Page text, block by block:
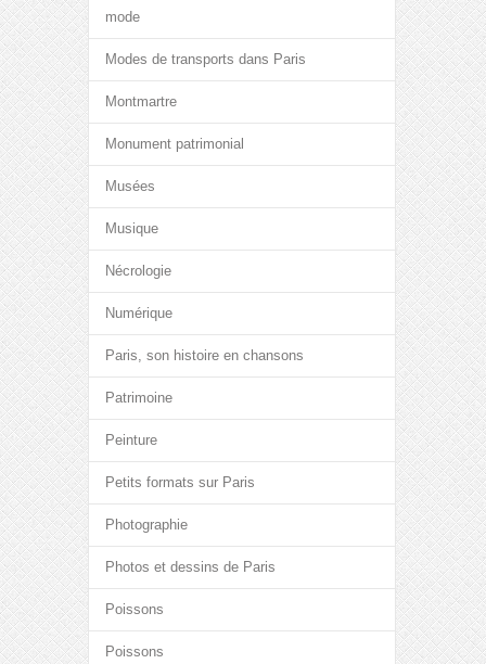
mode
Modes de transports dans Paris
Montmartre
Monument patrimonial
Musées
Musique
Nécrologie
Numérique
Paris, son histoire en chansons
Patrimoine
Peinture
Petits formats sur Paris
Photographie
Photos et dessins de Paris
Poissons
Poissons